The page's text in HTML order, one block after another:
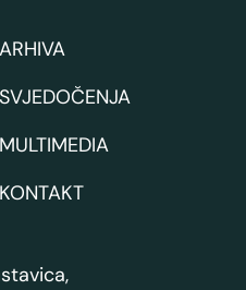
ARHIVA
SVJEDOČENJA
MULTIMEDIA
KONTAKT